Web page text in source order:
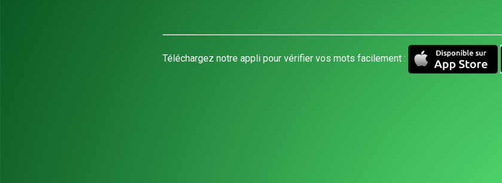
Téléchargez notre appli pour vérifier vos mots facilement :